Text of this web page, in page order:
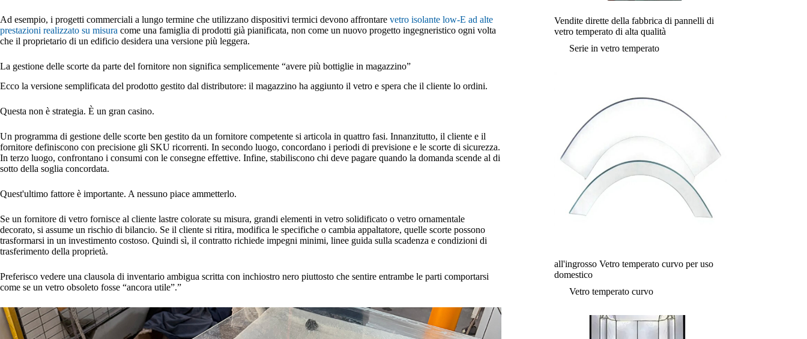
Ad esempio, i progetti commerciali a lungo termine che utilizzano dispositivi termici devono affrontare vetro isolante low-E ad alte
prestazioni realizzato su misura come una famiglia di prodotti già pianificata, non come un nuovo progetto ingegneristico ogni volta
che il proprietario di un edificio desidera una versione più leggera.
La gestione delle scorte da parte del fornitore non significa semplicemente “avere più bottiglie in magazzino”
Ecco la versione semplificata del prodotto gestito dal distributore: il magazzino ha aggiunto il vetro e spera che il cliente lo ordini.
Questa non è strategia. È un gran casino.
Un programma di gestione delle scorte ben gestito da un fornitore competente si articola in quattro fasi. Innanzitutto, il cliente e il
fornitore definiscono con precisione gli SKU ricorrenti. In secondo luogo, concordano i periodi di previsione e le scorte di sicurezza.
In terzo luogo, confrontano i consumi con le consegne effettive. Infine, stabiliscono chi deve pagare quando la domanda scende al di
sotto della soglia concordata.
Quest'ultimo fattore è importante. A nessuno piace ammetterlo.
Se un fornitore di vetro fornisce al cliente lastre colorate su misura, grandi elementi in vetro solidificato o vetro ornamentale
decorato, si assume un rischio di bilancio. Se il cliente si ritira, modifica le specifiche o cambia appaltatore, quelle scorte possono
trasformarsi in un investimento costoso. Quindi sì, il contratto richiede impegni minimi, linee guida sulla scadenza e condizioni di
trasferimento della proprietà.
Preferisco vedere una clausola di inventario ambigua scritta con inchiostro nero piuttosto che sentire entrambe le parti comportarsi
come se un vetro obsoleto fosse “ancora utile”.”
Vendite dirette della fabbrica di pannelli di
vetro temperato di alta qualità
Serie in vetro temperato
all'ingrosso Vetro temperato curvo per uso
domestico
Vetro temperato curvo